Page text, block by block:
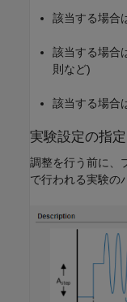
該当する場合
該当する場合
則など)
該当する場合
実験設定の指定
調整を行う前に、
で行われる実験の